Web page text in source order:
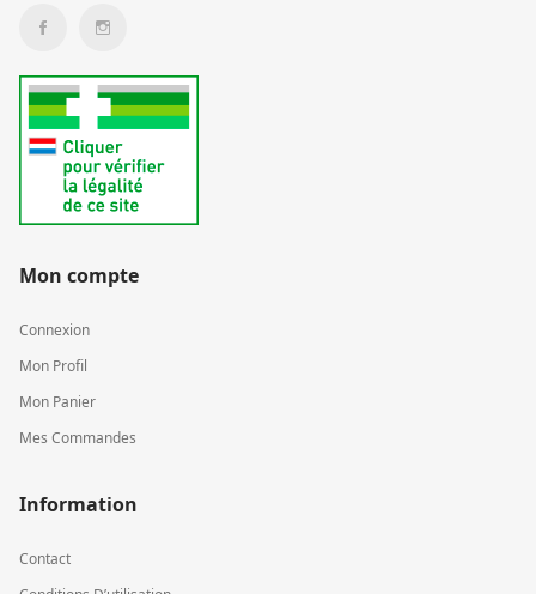
Mon compte
Connexion
Mon Profil
Mon Panier
Mes Commandes
Information
Contact